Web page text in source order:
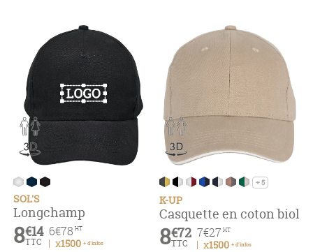
SOL'S
Longchamp
6€78 HT
x1500 + d'infos
8€14
TTC
+ 5
K-UP
Casquette en coton
7€27 HT
x1500 + d'infos
8€72
TTC